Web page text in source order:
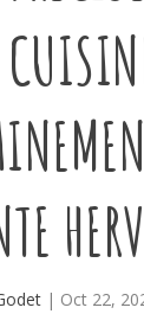
| Oct 22,